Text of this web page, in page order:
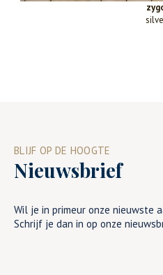
BLIJF OP DE HOOGTE
Nieuwsbrief
Wil je in primeur onze nieuwste
Schrijf je dan in op onze